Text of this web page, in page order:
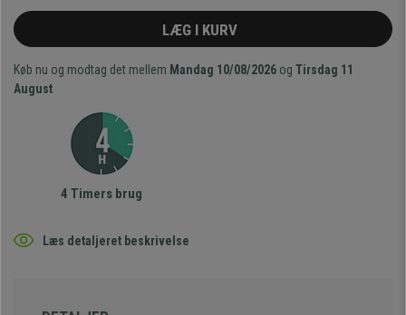
LÆG I KURV
Køb nu og modtag det mellem Mandag 10/08/2026 og Tirsdag 11
August
4 Timers brug
Læs detaljeret beskrivelse